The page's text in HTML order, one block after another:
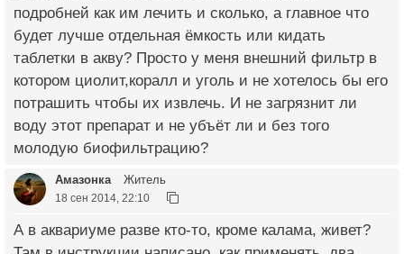
подробней как им лечить и сколько, а главное что
будет лучше отдельная ёмкость или кидать
таблетки в акву? Просто у меня внешний фильтр в
котором циолит,коралл и уголь и не хотелось бы его
потрашить чтобы их извлечь. И не загрязнит ли
воду этот препарат и не убъёт ли и без того
молодую биофильтрацию?
Амазонка Житель
18 сен 2014, 22:10
А в аквариуме разве кто-то, кроме калама, живет?